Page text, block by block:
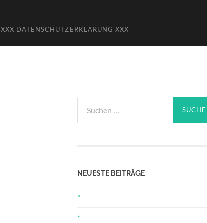
XXX DATENSCHUTZERKLÄRUNG XXX
nach:
NEUESTE BEITRÄGE
*
*